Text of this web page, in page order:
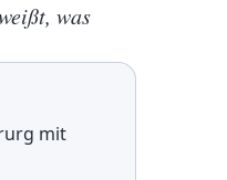
was
mit